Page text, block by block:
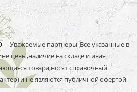
Уважаемые партнеры. Все указанные в
цены,наличие на складе и иная
товара,носят справочный
и не являются публичной офертой